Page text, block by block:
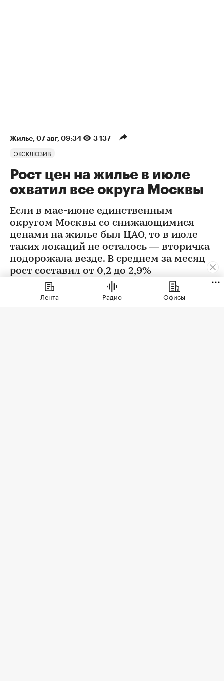
Жилье⁠, 07 авг, 09:34 3 137
ЭКСКЛЮЗИВ
Рост цен на жилье в июле
охватил все округа Москвы
Если в мае-июне единственным
округом Москвы со снижающимися
ценами на жилье был ЦАО, то в июле
таких локаций не осталось — вторичка
подорожала везде. В среднем за месяц
рост составил от 0,2 до 2,9%
Лента Радио Офисы